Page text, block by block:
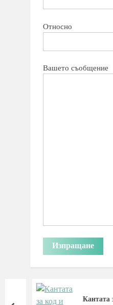
Относно
Вашето съобщение
Кантата за